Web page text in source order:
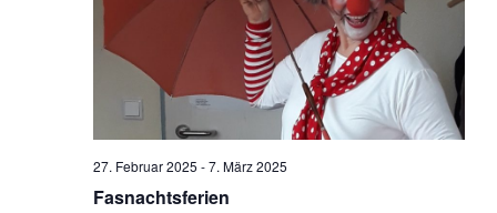
27. Februar 2025 -7. März 2025
Fasnachtsferien